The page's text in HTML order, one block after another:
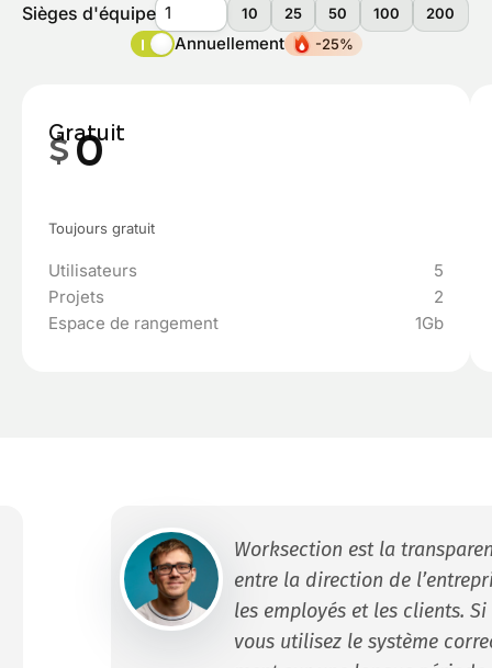
Sièges d'équipe 10 25 50 100 200
Annuellement -25%
Gratuit
Jusqu'à 5 sièges
$0
Toujours gratuit
Utilisateurs
5
Projets
2
Espace de rangement
1Gb
Work­sec­tion est la
entre la direc­tion de
les employés et les clients. Si
vous utilisez le sys­tème